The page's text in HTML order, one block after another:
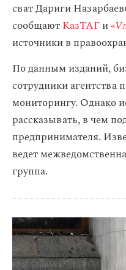
сват Дариги
сообщаютКазТАГи«V
источники в
По данным изданий,
сотрудники агентства
мониторингу. Однако
рассказывать, в чем
предпринимателя.
ведет
группа.